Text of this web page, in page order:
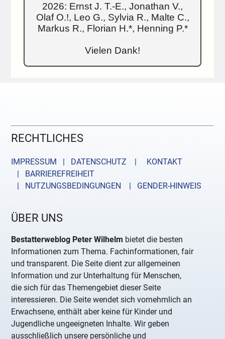
2026: Ernst J. T.-E., Jonathan V.,
Olaf O.!, Leo G., Sylvia R., Malte C.,
Markus R., Florian H.*, Henning P.*
Vielen Dank!
RECHTLICHES
IMPRESSUM | DATENSCHUTZ |
KONTAKT
| BARRIEREFREIHEIT
| NUTZUNGSBEDINGUNGEN
| GENDER-HINWEIS
ÜBER UNS
Bestatterweblog Peter Wilhelm bietet die besten
Informationen zum Thema. Fachinformationen, fair
und transparent. Die Seite dient zur allgemeinen
Information und zur Unterhaltung für Menschen,
die sich für das Themengebiet dieser Seite
interessieren. Die Seite wendet sich vornehmlich an
Erwachsene, enthält aber keine für Kinder und
Jugendliche ungeeigneten Inhalte. Wir geben
ausschließlich unsere persönliche und